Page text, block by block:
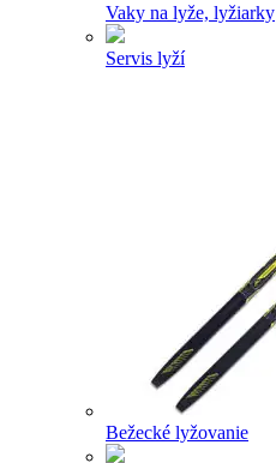
Vaky na lyže, lyžiarky
Servis lyží
Bežecké lyžovanie